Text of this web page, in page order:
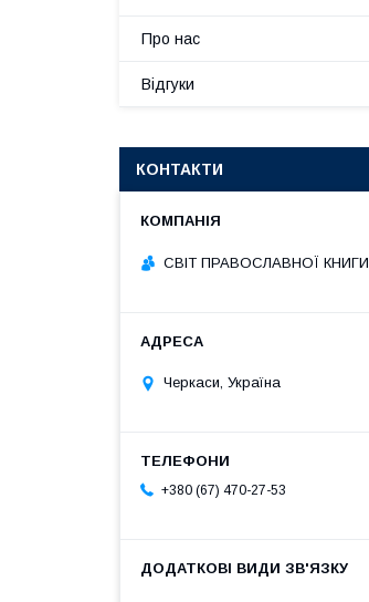
Про нас
Відгуки
КОНТАКТИ
СВІТ ПРАВОСЛАВНОЇ КНИГИ
Черкаси, Україна
+380 (67) 470-27-53